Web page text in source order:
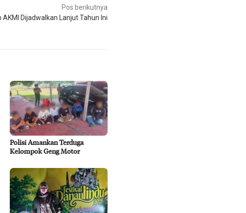
Pos berikutnya
AKMI Dijadwalkan Lanjut Tahun Ini
Polisi Amankan Terduga
Kelompok Geng Motor